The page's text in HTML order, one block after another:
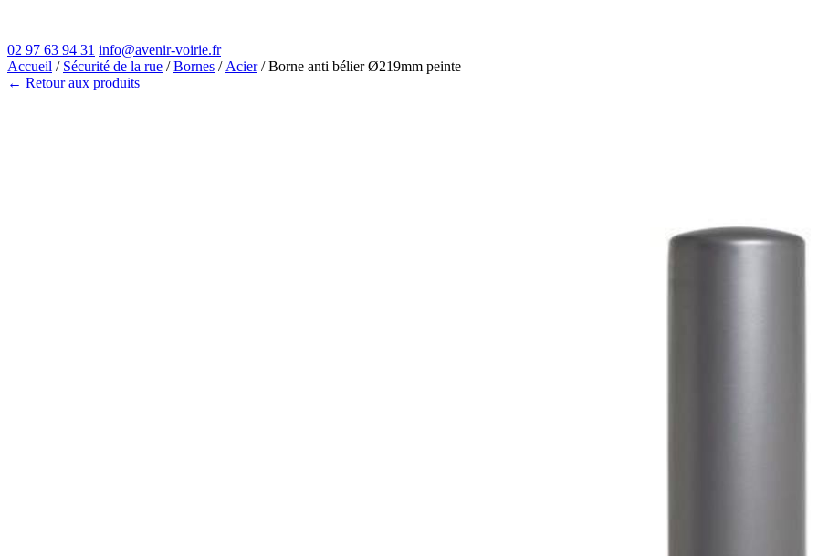
02 97 63 94 31 info@avenir-voirie.fr
Accueil / Sécurité de la rue /Bornes / Acier/ Borne anti bélier Ø219mm peinte
← Retour aux produits